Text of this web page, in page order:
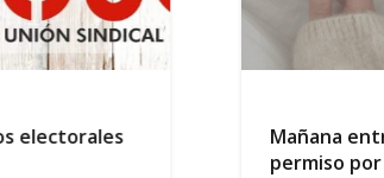
Mañana entra en vigor la
permiso por nacimiento